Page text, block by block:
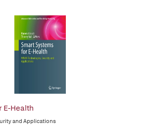
E-Health
and Applications